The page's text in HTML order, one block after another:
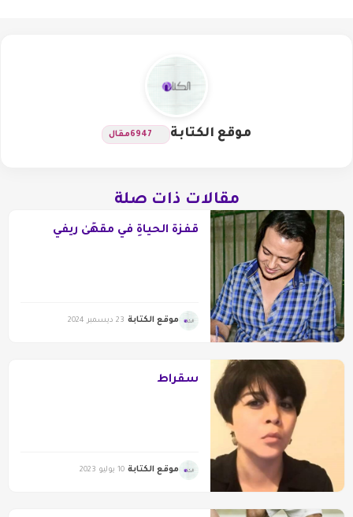
موقع الكتابة 6947مقال
مقالات ذات صلة
قفزةُ الحياةِ في مقهًىٰ ريفي
موقع الكتابة 23 ديسمبر 2024
سقراط
موقع الكتابة 10 يوليو 2023